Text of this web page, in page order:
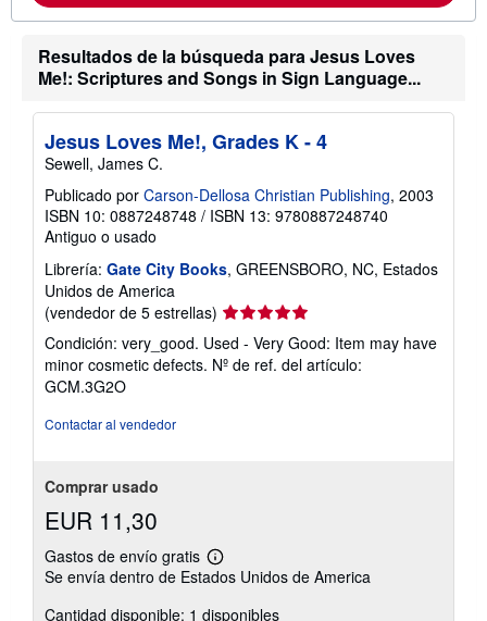
a
ó
n
o
r
a
s
t
i
d
e
e
Resultados de la búsqueda para Jesus Loves
Me!: Scriptures and Songs in Sign Language...
Jesus Loves Me!, Grades K - 4
Sewell, James C.
Publicado por Carson-Dellosa Christian Publishing, 2003
ISBN 10: 0887248748 / ISBN 13: 9780887248740
Antiguo o usado
Librería: Gate City Books, GREENSBORO, NC, Estados
Unidos de America
(vendedor de 5 estrellas) Calificación
del
vendedor:
5
Condición: very_good. Used - Very Good: Item may have
minor cosmetic defects. Nº de ref. del artículo:
GCM.3G2O
Contactar al vendedor
Comprar usado
EUR 11,30
Gastos de envío gratis
Más
información
las
Se envía dentro de Estados Unidos de America
Cantidad disponible: 1 disponibles